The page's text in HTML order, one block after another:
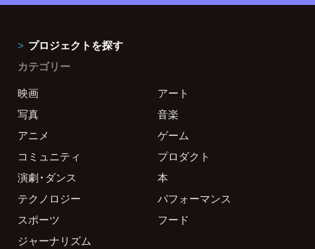
プロジェクトを探す
カテゴリー
映画
アート
写真
音楽
アニメ
ゲーム
コミュニティ
プロダクト
演劇・ダンス
本
テクノロジー
パフォーマンス
スポーツ
フード
ジャーナリズム